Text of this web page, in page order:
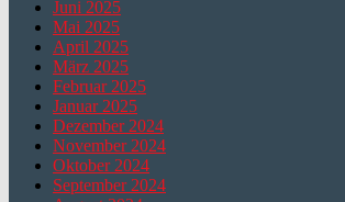
Juni 2025
Mai 2025
April 2025
März 2025
Februar 2025
Januar 2025
Dezember 2024
November 2024
Oktober 2024
September 2024